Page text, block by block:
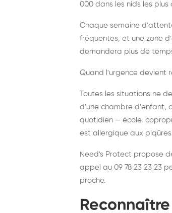
000 dans les nids les plus
Chaque semaine
fréquentes, et une zone
demandera plus de
Quand l'urgence devient
Toutes les situations ne
d'une chambre d'enfant,
quotidien — école,
est allergique aux
Need's Protect propose
appel au 09 78 23 23 23
proche.